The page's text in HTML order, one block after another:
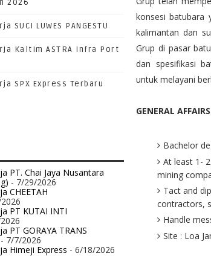
2026
SUCI LUWES PANGESTU
Kaltim ASTRA Infra Port
SPX Express Terbaru
PT. Chai Jaya Nusantara
- 7/29/2026
CHEETAH
PT KUTAI INTI
PT GORAYA TRANS
- 7/7/2026
Himeji Express - 6/18/2026
konsesi batubara
kalimantan dan
Grup di pasar
dan spesifikasi
untuk melayani
GENERAL
Bachelor
At least 1-
mining
Tact and
contractors,
Handle
Site : Loa